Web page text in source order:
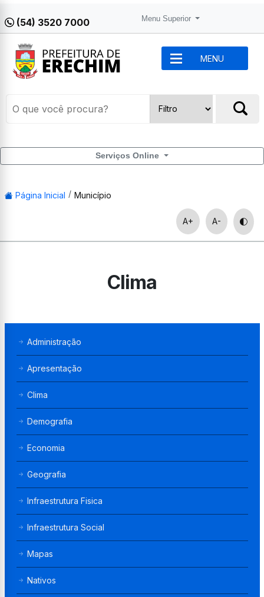
(54) 3520 7000 Menu Superior
MENU
Serviços Online
Página Inicial Município
A+ A-
Clima
Administração
Apresentação
Clima
Demografia
Economia
Geografia
Infraestrutura Fisica
Infraestrutura Social
Mapas
Nativos